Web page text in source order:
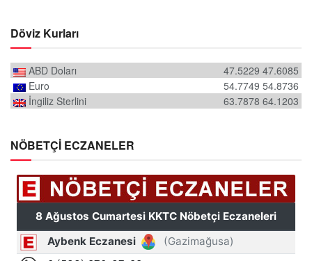
Döviz Kurları
ABD Doları 47.6085
47.5229
Euro
54.8736
54.7749
İngiliz Sterlini
64.1203
63.7878
NÖBETÇİ ECZANELER